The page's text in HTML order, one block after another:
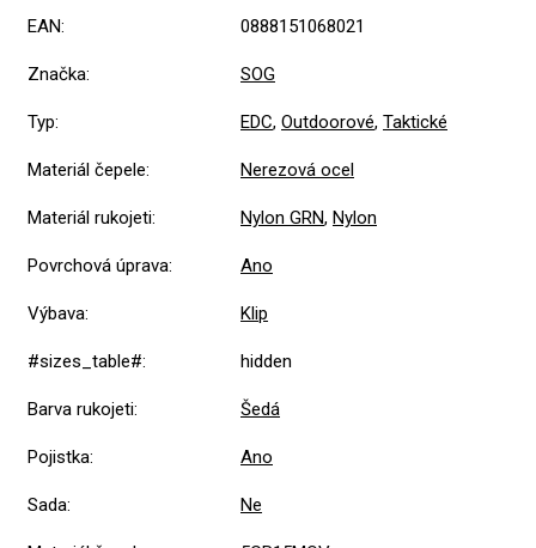
EAN: 0888151068021
Značka: SOG
Typ: EDC, Outdoorové, Taktické
Materiál čepele: Nerezová ocel
Materiál rukojeti: Nylon GRN, Nylon
Povrchová úprava: Ano
Výbava: Klip
#sizes_table#: hidden
Barva rukojeti: Šedá
Pojistka: Ano
Sada: Ne